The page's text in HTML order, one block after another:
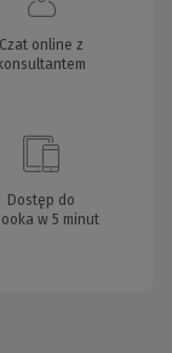
Czat online z
konsultantem
Dostęp do
w 5 minut